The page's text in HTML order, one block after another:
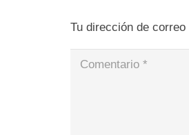
Tu dirección de